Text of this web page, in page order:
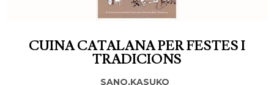
CUINA CATALANA PER FESTES I
TRADICIONS
SANO,KASUKO